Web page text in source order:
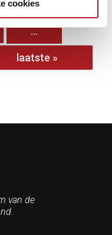
cookies
13
…
laatste »
van de